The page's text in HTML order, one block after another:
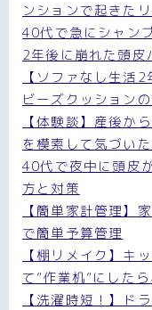
ンションで起きた
40代で急にシャン
2年後に崩れた頭皮
【ソファなし生活
ビーズクッション
【体験談】産後か
を模索して気づい
40代で夜中に頭皮
方と対策
【簡単家計管理】
で簡単予算管理
【棚リメイク】キ
て”作業机”にしたら
【洗濯時短！】ド